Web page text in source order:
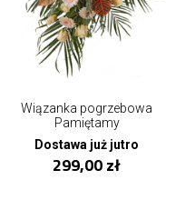
Wiązanka pogrzebowa
Pamiętamy
Dostawa już jutro
299,00 zł